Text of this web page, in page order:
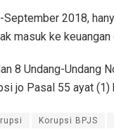
2018,
masuk ke
8 Undang-Undang
jo Pasal 55 ayat
Korupsi BPJS